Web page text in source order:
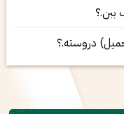
دروستە.؟